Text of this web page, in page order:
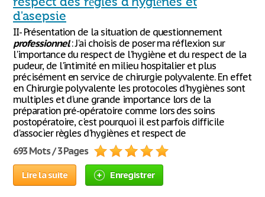
d'asepsie
II- Présentation de la situation de questionnement
professionnel: J'ai choisis de poser ma réflexion sur
l'importance du respect de l'hygiène et du respect de la
pudeur, de l'intimité en milieu hospitalier et plus
précisément en service de chirurgie polyvalente. En effet
en Chirurgie polyvalente les protocoles d'hygiènes sont
multiples et d'une grande importance lors de la
préparation pré-opératoire comme lors des soins
postopératoire, c'est pourquoi il est parfois difficile
d'associer règles d'hygiènes et respect de
693 Mots / 3 Pages
Lire la suite Enregistrer